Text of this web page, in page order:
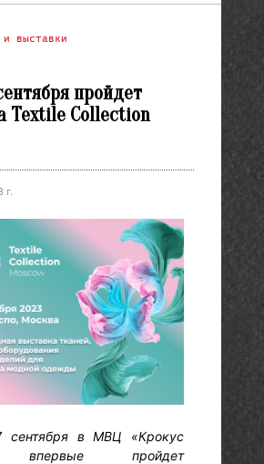
и выставки
пройдет
Textile Collection
г.
в МВЦ «Крокус
впервые пройдет